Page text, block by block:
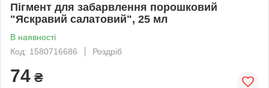
Пігмент для забарвлення порошковий
"Яскравий салатовий", 25 мл
В наявності
Код: 1580716686
Роздріб
74 ₴